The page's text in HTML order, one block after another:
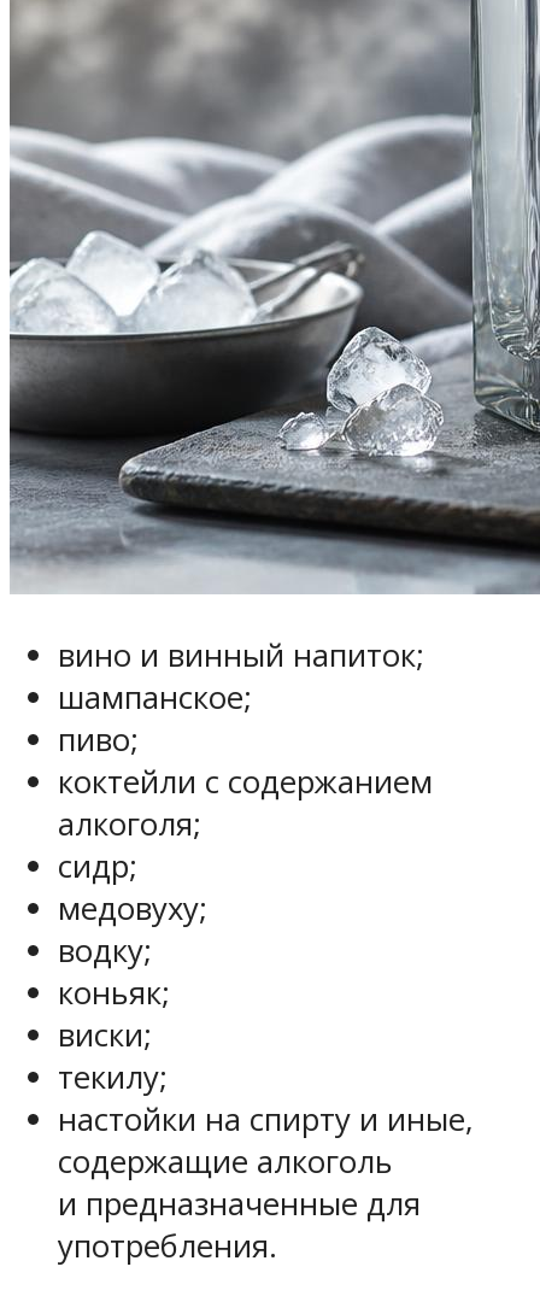
вино и винный напиток;
шампанское;
пиво;
коктейли с содержанием
алкоголя;
сидр;
медовуху;
водку;
коньяк;
виски;
текилу;
настойки на спирту и иные,
содержащие алкоголь
и предназначенные для
употребления.